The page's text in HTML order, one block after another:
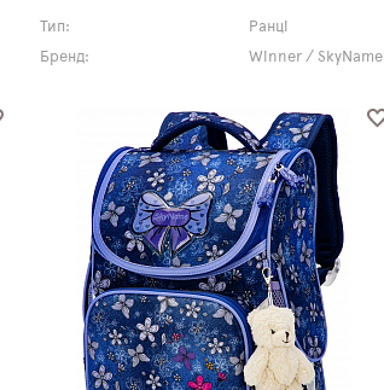
Тип:
Ранці
Бренд:
Winner / SkyName